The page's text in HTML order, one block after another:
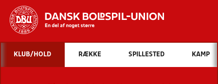
Hvad vil du søge efter?
INDHOLD OG NYHEDER
KLUB/HOLD RÆKKE SPILLESTED KAMP